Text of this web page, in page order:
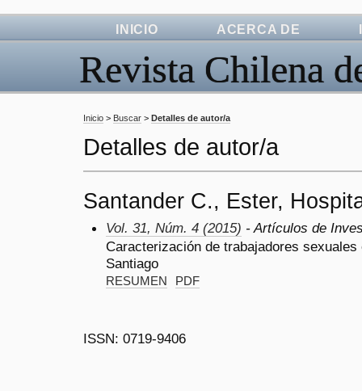
Revista Chilena
INICIO ACERCA DE
Inicio > Buscar > Detalles de autor/a
Detalles de autor/a
Santander C., Ester,
Vol. 31, Núm. 4 (2015) - Artículos de
Caracterización de trabajadores
Santiago
RESUMEN PDF
ISSN: 0719-9406